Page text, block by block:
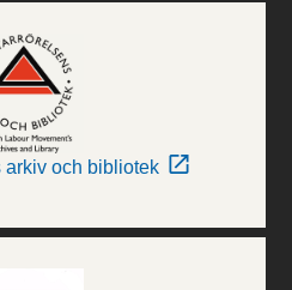
arkiv och bibliotek